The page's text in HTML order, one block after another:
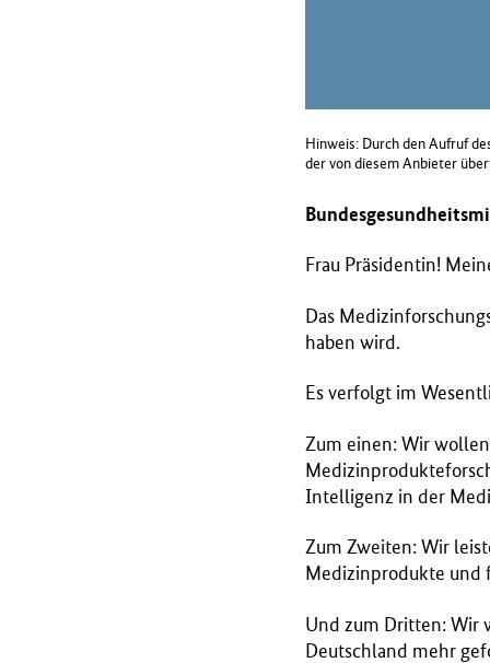
Hinweis: Durch den Aufruf
der von diesem Anbieter
Frau Präsidentin!
Das
haben wird.
Es verfolgt im
Zum einen: Wir
Intelligenz in der
Zum Zweiten: Wir
Medizinprodukte und
Und zum Dritten: Wir
Deutschland mehr